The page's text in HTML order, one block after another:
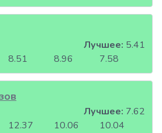
8.51 8.96 7.58
Лучшее: 5.41
12.37 10.06 10.04
Лучшее: 7.62